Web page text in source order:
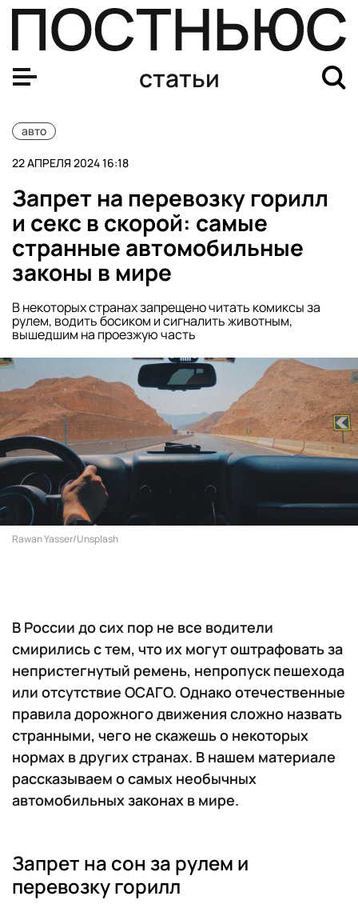
статьи
авто
22 АПРЕЛЯ 2024 16:18
Запрет на перевозку горилл
и секс в скорой: самые
странные автомобильные
законы в мире
В некоторых странах запрещено читать комиксы за
рулем, водить босиком и сигналить животным,
вышедшим на проезжую часть
Rawan Yasser/Unsplash
В России до сих пор не все водители
смирились с тем, что их могут оштрафовать за
непристегнутый ремень, непропуск пешехода
или отсутствие ОСАГО. Однако отечественные
правила дорожного движения сложно назвать
странными, чего не скажешь о некоторых
нормах в других странах. В нашем материале
рассказываем о самых необычных
автомобильных законах в мире.
Запрет на сон за рулем и
перевозку горилл
Новые правила сдачи на права в России: что